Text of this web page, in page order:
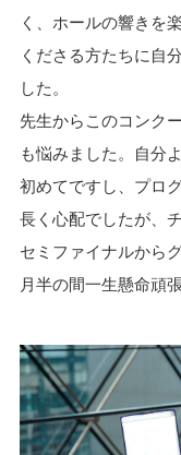
く、ホールの響きを
くださる方たちに自
した。
先生からこのコンク
も悩みました。自分
初めてですし、プロ
長く心配でしたが、
セミファイナルから
月半の間一生懸命頑